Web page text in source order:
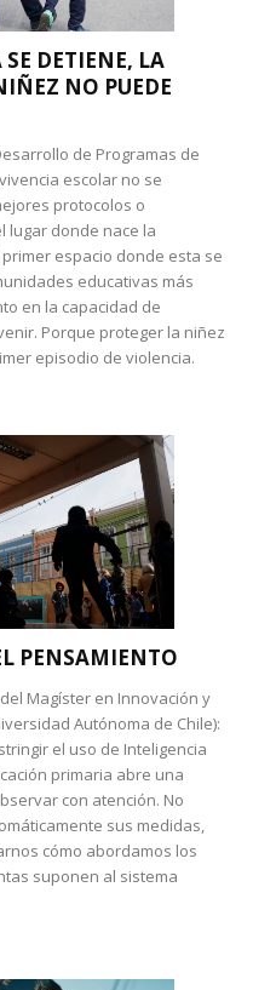
DETIENE, LA
NO PUEDE
de Programas de
escolar no se
protocolos o
lugar donde nace la
espacio donde esta se
educativas más
en la capacidad de
Porque proteger la niñez
episodio de violencia.
PENSAMIENTO
Magíster en Innovación y
Autónoma de Chile):
el uso de Inteligencia
primaria abre una
con atención. No
sus medidas,
cómo abordamos los
suponen al sistema